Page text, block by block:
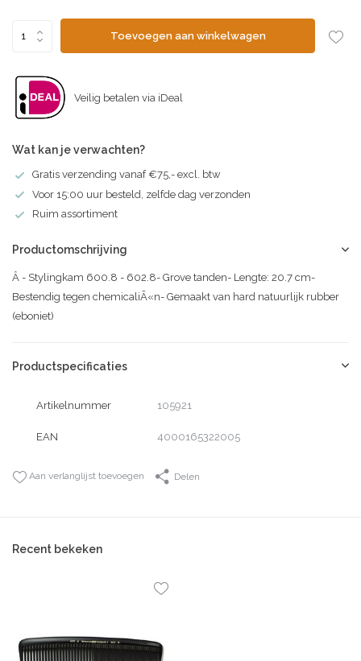
Toevoegen aan winkelwagen
Veilig betalen via iDeal
Wat kan je verwachten?
Gratis verzending vanaf €75,- excl. btw
Voor 15:00 uur besteld, zelfde dag verzonden
Ruim assortiment
Productomschrijving
Â - Stylingkam 600.8 - 602.8- Grove tanden- Lengte: 20.7 cm-
Bestendig tegen chemicaliÃ«n- Gemaakt van hard natuurlijk rubber
(eboniet)
Productspecificaties
Artikelnummer 105921
EAN 4000165322005
Aan verlanglijst toevoegen Delen
Recent bekeken